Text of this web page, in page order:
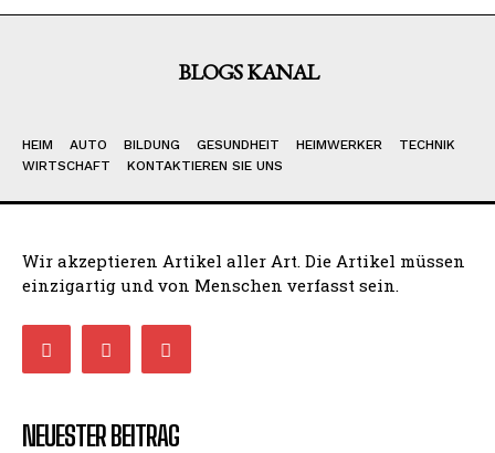
BLOGS KANAL
HEIM AUTO BILDUNG GESUNDHEIT HEIMWERKER
TECHNIK
WIRTSCHAFT
KONTAKTIEREN SIE UNS
Wir akzeptieren Artikel aller Art. Die Artikel müssen
einzigartig und von Menschen verfasst sein.
NEUESTER BEITRAG